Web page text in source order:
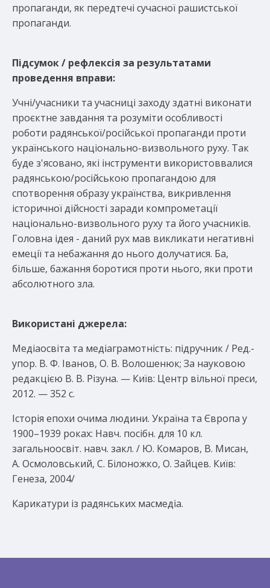
пропаганди, як передтечі сучасної рашистської
пропаганди.
Підсумок / рефлексія за результатами
проведення вправи:
Учні/учасники та учасниці заходу здатні виконати
проєктне завдання та розуміти особливості
роботи радянської/російської пропаганди проти
українського національно-визвольного руху. Так
буде з'ясовано, які інструменти використоввалися
радянською/російською пропагандою для
спотворення образу українства, викривлення
історичної дійсності заради компрометації
національно-визвольного руху та його учасників.
Головна ідея - даний рух мав викликати негативні
емеції та небажання до нього долучатися. Ба,
більше, бажання боротися проти нього, яки проти
абсолютного зла.
Використані джерела:
Медіаосвіта та медіаграмотність: підручник / Ред.-
упор. В. Ф. Іванов, О. В. Волошенюк; За науковою
редакцією В. В. Різуна. — Київ: Центр вільної преси,
2012. — 352 с.
Історія епохи очима людини. Україна та Європа у
1900–1939 роках: Навч. посібн. для 10 кл.
загальноосвіт. навч. закл. / Ю. Комаров, В. Мисан,
А. Осмоловський, С. Білоножко, О. Зайцев. Київ:
Генеза, 2004/
Карикатури із радянських масмедіа.